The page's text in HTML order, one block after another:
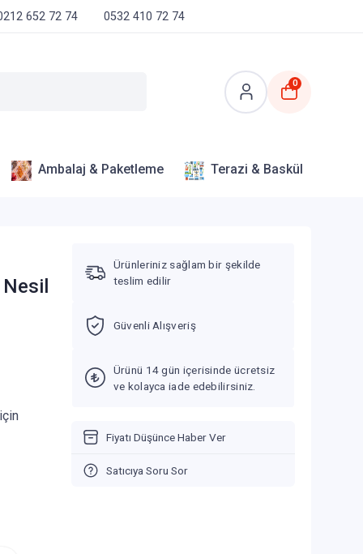
652 72 74 0532 410 72 74
0
Ambalaj & Paketleme Terazi & Baskül
Ürünleriniz sağlam bir şekilde
teslim edilir
Güvenli Alışveriş
Ürünü 14 gün içerisinde ücretsiz
ve kolayca iade edebilirsiniz.
Fiyatı Düşünce Haber Ver
Satıcıya Soru Sor